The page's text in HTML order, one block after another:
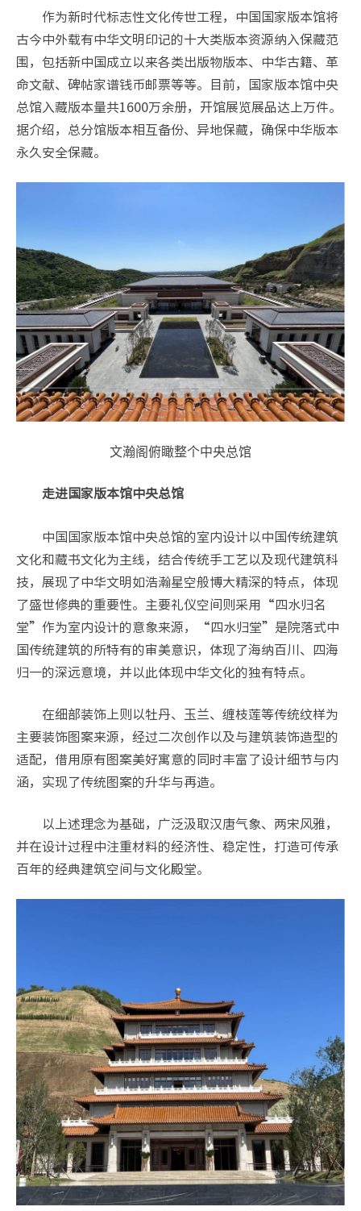
作为新时代标志性文化传世工程，中国国家版本馆将
古今中外载有中华文明印记的十大类版本资源纳入保藏范
围，包括新中国成立以来各类出版物版本、中华古籍、革
命文献、碑帖家谱钱币邮票等等。目前，国家版本馆中央
总馆入藏版本量共1600万余册，开馆展览展品达上万件。
据介绍，总分馆版本相互备份、异地保藏，确保中华版本
永久安全保藏。
文瀚阁俯瞰整个中央总馆
走进国家版本馆中央总馆
中国国家版本馆中央总馆的室内设计以中国传统建筑
文化和藏书文化为主线，结合传统手工艺以及现代建筑科
技，展现了中华文明如浩瀚星空般博大精深的特点，体现
了盛世修典的重要性。主要礼仪空间则采用“四水归名
堂”作为室内设计的意象来源，“四水归堂”是院落式中
国传统建筑的所特有的审美意识，体现了海纳百川、四海
归一的深远意境，并以此体现中华文化的独有特点。
在细部装饰上则以牡丹、玉兰、缠枝莲等传统纹样为
主要装饰图案来源，经过二次创作以及与建筑装饰造型的
适配，借用原有图案美好寓意的同时丰富了设计细节与内
涵，实现了传统图案的升华与再造。
以上述理念为基础，广泛汲取汉唐气象、两宋风雅，
并在设计过程中注重材料的经济性、稳定性，打造可传承
百年的经典建筑空间与文化殿堂。